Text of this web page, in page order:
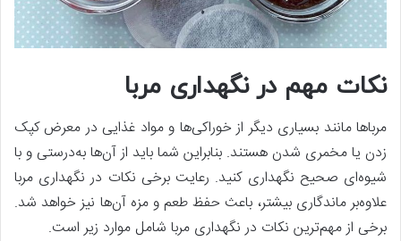
نکات مهم در نگهداری مربا
مرباها مانند بسیاری دیگر از خوراکی‌ها و مواد غذایی در معرض کپک
زدن یا مخمری شدن هستند. بنابراین شما باید از آن‌ها به‌درستی و با
شیوه‌ای صحیح نگهداری کنید. رعایت برخی نکات در نگهداری مربا
علاوه‌بر ماندگاری بیشتر، باعث حفظ طعم و مزه آن‌ها نیز خواهد شد.
برخی از مهم‌ترین نکات در نگهداری مربا شامل موارد زیر است.